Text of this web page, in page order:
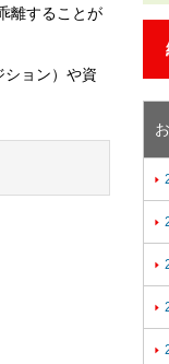
離することが
ョン）や資




